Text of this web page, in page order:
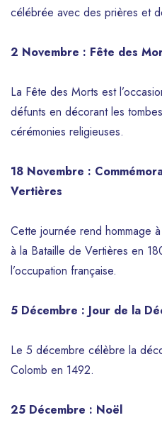
célébrée avec des prières et
2 Novembre : Fête des
La Fête des Morts est
défunts en décorant les
cérémonies religieuses.
18 Novembre :
Vertières
Cette journée rend hommage
à la Bataille de Vertières en
l’occupation française.
5 Décembre : Jour de la
Le 5 décembre célèbre la
Colomb en 1492.
25 Décembre : Noël